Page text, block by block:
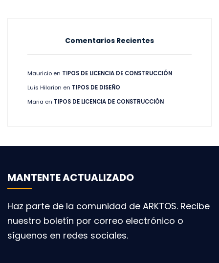
Comentarios Recientes
Mauricio en TIPOS DE LICENCIA DE CONSTRUCCIÓN
Luis Hilarion en TIPOS DE DISEÑO
Maria en TIPOS DE LICENCIA DE CONSTRUCCIÓN
MANTENTE ACTUALIZADO
Haz parte de la comunidad de ARKTOS. Recibe
nuestro boletín por correo electrónico o
síguenos en redes sociales.